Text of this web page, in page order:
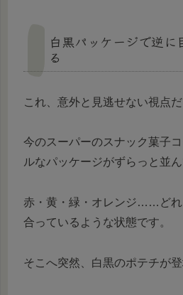
白黒パッケージで逆に
る
これ、意外と見逃せない視点だ
今のスーパーのスナック菓子
ルなパッケージがずらっと並ん
赤・黄・緑・オレンジ……どれ
合っているような状態です。
そこへ突然、白黒のポテチが